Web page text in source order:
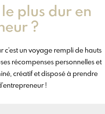
plus dur en
?
c’est un voyage rempli de hauts
récompenses personnelles et
créatif et disposé à prendre
!